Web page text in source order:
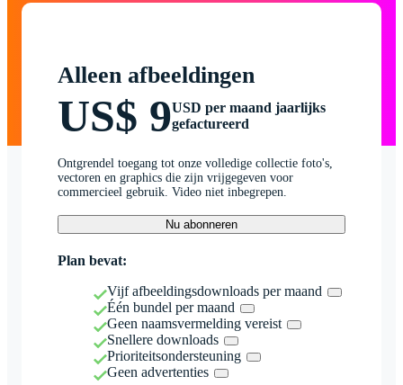
Alleen afbeeldingen
US$ 9USD per maand jaarlijks
gefactureerd
Ontgrendel toegang tot onze volledige collectie foto's,
vectoren en graphics die zijn vrijgegeven voor
commercieel gebruik. Video niet inbegrepen.
Nu abonneren
Plan bevat:
Vijf afbeeldingsdownloads per maand
Één bundel per maand
Geen naamsvermelding vereist
Snellere downloads
Prioriteitsondersteuning
Geen advertenties